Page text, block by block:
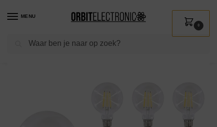
MENU
Zoeken
0
Shop / Verlichting / Lichtbronnen